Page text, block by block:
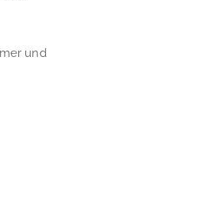
und